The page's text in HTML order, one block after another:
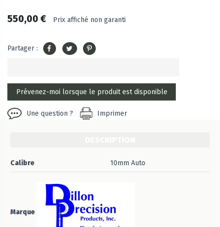
550,00 € Prix affiché non garanti
Partager :
Une question ? Imprimer
Calibre 10mm Auto
Marque